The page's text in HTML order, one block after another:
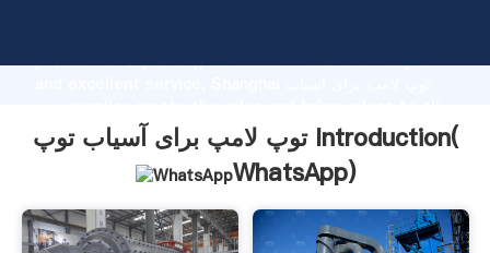
production capability, advanced research strength
of customers.
توپ لامپ برای آسیاب توپ Introduction(
WhatsApp)